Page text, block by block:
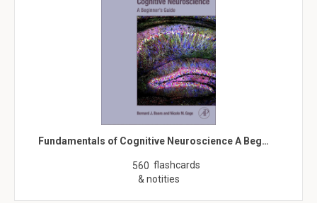
Fundamentals of Cognitive Neuroscience A Beg…
560 flashcards
& notities